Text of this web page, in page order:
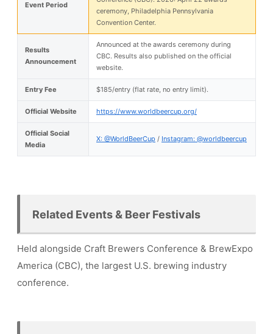
Event Period
ceremony, Philadelphia Pennsylvania
Convention Center.
Results
Announcement
Announced at the awards ceremony during
CBC. Results also published on the official
website.
Entry Fee $185/entry (flat rate, no entry limit).
Official Website https://www.worldbeercup.org/
Official Social
Media
X: @WorldBeerCup / Instagram: @worldbeercup
Related Events & Beer Festivals
Held alongside Craft Brewers Conference & BrewExpo
America (CBC), the largest U.S. brewing industry
conference.